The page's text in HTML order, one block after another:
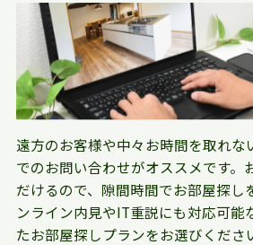
遠方のお客様や中々お時間を取れな
でのお問い合わせがオススメです。
だけるので、隙間時間でお部屋探し
ンライン内見やIT重説にも対応可能
たお部屋探しプランをお選びくださ